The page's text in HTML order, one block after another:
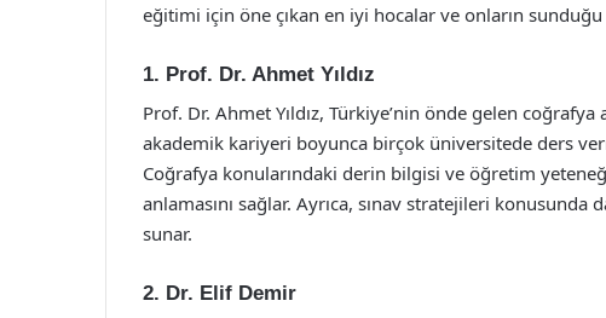
eğitimi için öne çıkan en iyi hocalar ve onların
1. Prof. Dr. Ahmet Yıldız
Prof. Dr. Ahmet Yıldız, Türkiye’nin önde gelen
akademik kariyeri boyunca birçok üniversitede ders
Coğrafya konularındaki derin bilgisi ve öğretim
anlamasını sağlar. Ayrıca, sınav stratejileri
sunar.
2. Dr. Elif Demir